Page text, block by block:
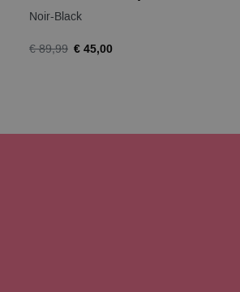
Noir-Black
€ 89,99 € 45,00